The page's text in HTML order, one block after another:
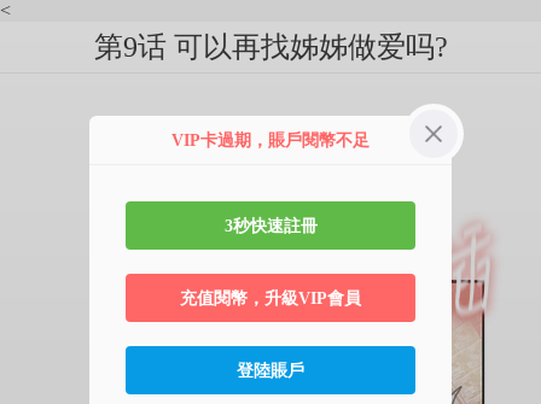
<
第9话 可以再找姊姊做爱吗?
VIP卡過期，賬戶閱幣不足
3秒快速註冊
充值閱幣，升級VIP會員
登陸賬戶